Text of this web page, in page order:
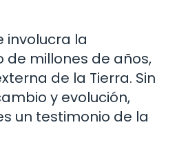
involucra la
de millones de años,
de la Tierra. Sin
y evolución,
un testimonio de la